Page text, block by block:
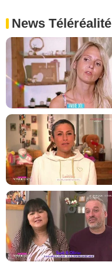
News Téléréalité